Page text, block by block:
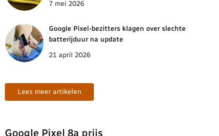
7 mei 2026
Google Pixel-bezitters klagen over slechte
batterijduur na update
21 april 2026
Lees meer artikelen
Google Pixel 8a prijs